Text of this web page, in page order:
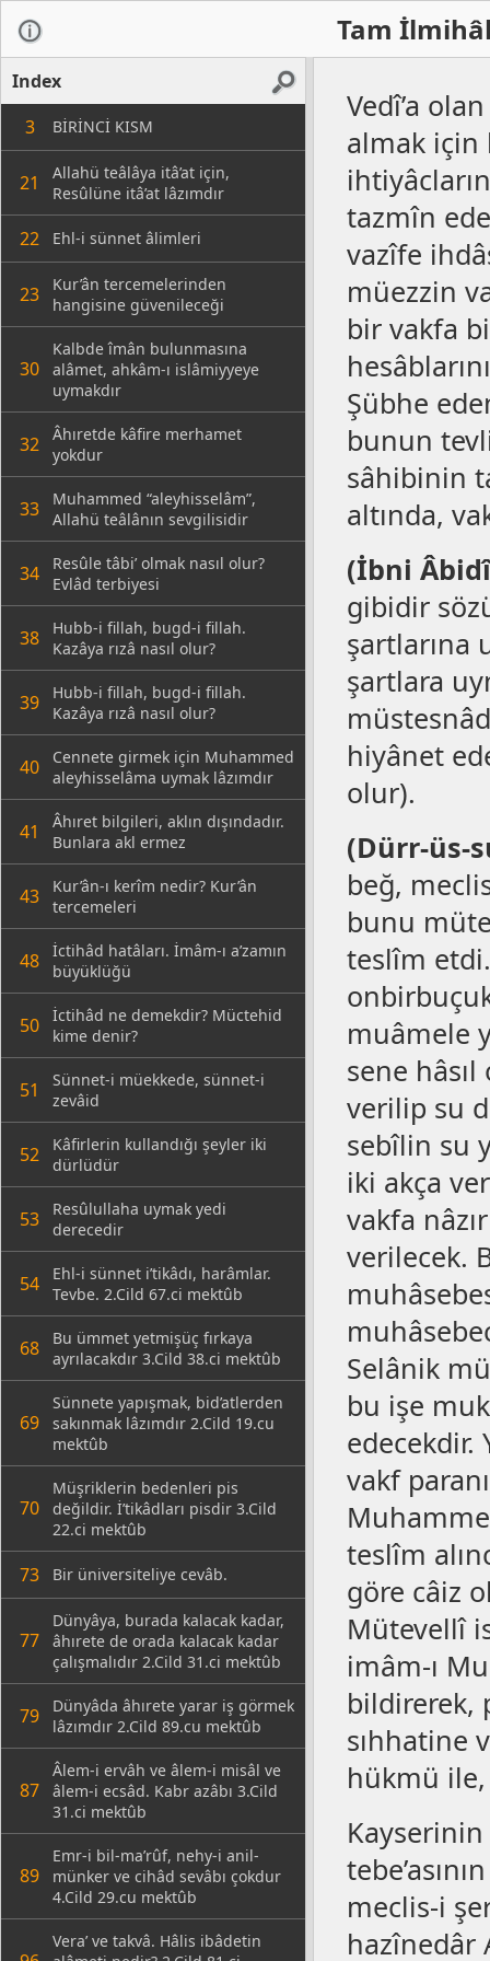
Tam
Index
3
BİRİNCİ KISM
21
Allahü teâlâya itâ’at için,
Resûlüne itâ’at lâzımdır
22 Ehl-i sünnet âlimleri
23
Kur’ân tercemelerinden
hangisine güvenileceği
30
Kalbde îmân bulunmasına
alâmet, ahkâm-ı islâmiyyeye
uymakdır
32
Âhıretde kâfire merhamet
yokdur
33
Muhammed “aleyhisselâm”,
Allahü teâlânın sevgilisidir
34
Resûle tâbi’ olmak nasıl olur?
Evlâd terbiyesi
38
Hubb-i fillah, bugd-i fillah.
Kazâya rızâ nasıl olur?
39
Hubb-i fillah, bugd-i fillah.
Kazâya rızâ nasıl olur?
40
Cennete girmek için Muhammed
aleyhisselâma uymak lâzımdır
41
Âhıret bilgileri, aklın dışındadır.
Bunlara akl ermez
43
Kur’ân-ı kerîm nedir? Kur’ân
tercemeleri
48
İctihâd hatâları. İmâm-ı a’zamın
büyüklüğü
50
İctihâd ne demekdir? Müctehid
kime denir?
51
Sünnet-i müekkede, sünnet-i
zevâid
52
Kâfirlerin kullandığı şeyler iki
dürlüdür
53
Resûlullaha uymak yedi
derecedir
54
Ehl-i sünnet i’tikâdı, harâmlar.
Tevbe. 2.Cild 67.ci mektûb
68
Bu ümmet yetmişüç fırkaya
ayrılacakdır 3.Cild 38.ci mektûb
69
Sünnete yapışmak, bid’atlerden
sakınmak lâzımdır 2.Cild 19.cu
mektûb
70
Müşriklerin bedenleri pis
değildir. İ’tikâdları pisdir 3.Cild
22.ci mektûb
73 Bir üniversiteliye cevâb.
77
Dünyâya, burada kalacak kadar,
âhırete de orada kalacak kadar
çalışmalıdır 2.Cild 31.ci mektûb
79
Dünyâda âhırete yarar iş görmek
lâzımdır 2.Cild 89.cu mektûb
87
Âlem-i ervâh ve âlem-i misâl ve
âlem-i ecsâd. Kabr azâbı 3.Cild
31.ci mektûb
89
Emr-i bil-ma’rûf, nehy-i anil-
münker ve cihâd sevâbı çokdur
4.Cild 29.cu mektûb
Vera’ ve takvâ. Hâlis ibâdetin
Vedî’a
almak için
tazmîn
vazîfe
müezzin
bir vakfa
Şübhe
bunun
sâhibinin
altında,
(İbni
gibidir
şartlarına
şartlara
hiyânet
olur).
(Dürr-üs-
beğ,
bunu
teslîm
muâmele
sene
verilip su
sebîlin su
iki akça
vakfa
verilecek.
Selânik
bu işe
edecekdir.
vakf
teslîm
göre câiz
Mütevellî
imâm-ı
bildirerek,
sıhhatine
hükmü
meclis-i
hazînedâr